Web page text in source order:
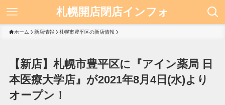
札幌開店閉店インフォ
ホーム 新店情報 札幌市豊平区の新店情報
【新店】札幌市豊平区に『アイン薬局 日
本医療大学店』が2021年8月4日(水)より
オープン！